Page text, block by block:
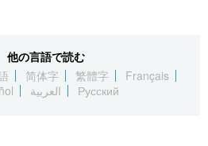
Русский
他の言語で読む
简体字 繁體字
Français
العربية Русский